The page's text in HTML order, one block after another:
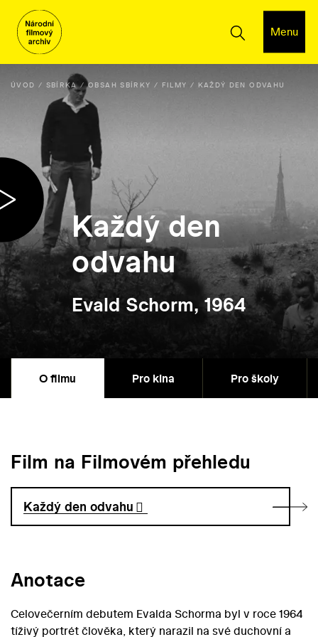
Menu
ÚVOD SBÍRKA OBSAH SBÍRKY FILMY KAŽDÝ DEN ODVAHU
Každý den
odvahu
Evald Schorm, 1964
O filmu Pro kina Pro školy
Film na Filmovém přehledu
Každý den odvahu
Anotace
Celovečerním debutem Evalda Schorma byl v roce 1964
tíživý portrét člověka, který narazil na své duchovní a